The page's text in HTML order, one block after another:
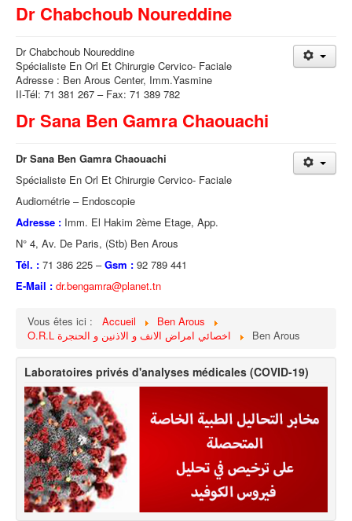
Dr Chabchoub Noureddine
Dr Chabchoub Noureddine
Spécialiste En Orl Et Chirurgie Cervico- Faciale
Adresse : Ben Arous Center, Imm.Yasmine
II-Tél: 71 381 267 – Fax: 71 389 782
Dr Sana Ben Gamra Chaouachi
Dr Sana Ben Gamra Chaouachi
Spécialiste En Orl Et Chirurgie Cervico- Faciale
Audiométrie – Endoscopie
Adresse : Imm. El Hakim 2ème Etage, App.
N° 4, Av. De Paris, (Stb) Ben Arous
Tél. : 71 386 225 –Gsm : 92 789 441
E-Mail : dr.bengamra@planet.tn
Vous êtes ici : Accueil
Ben Arous
Ben Arous
Laboratoires privés d'analyses médicales (COVID-19)